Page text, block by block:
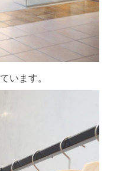
います。